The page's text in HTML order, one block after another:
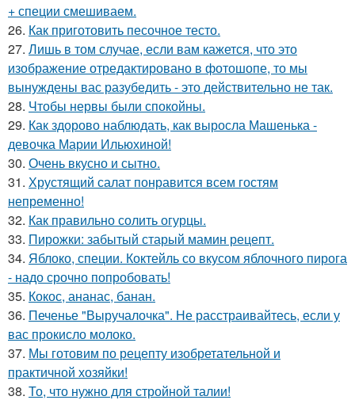
+ специи смешиваем.
26. Как приготовить песочное тесто.
27. Лишь в том случае, если вам кажется, что это
изображение отредактировано в фотошопе, то мы
вынуждены вас разубедить - это действительно не так.
28. Чтобы нервы были спокойны.
29. Как здорово наблюдать, как выросла Машенька -
девочка Марии Ильюхиной!
30. Очень вкусно и сытно.
31. Хрустящий салат понравится всем гостям
непременно!
32. Как правильно солить огурцы.
33. Пирожки: забытый старый мамин рецепт.
34. Яблоко, специи. Коктейль со вкусом яблочного пирога
- надо срочно попробовать!
35. Кокос, ананас, банан.
36. Печенье "Выручалочка". Не расстраивайтесь, если у
вас прокисло молоко.
37. Мы готовим по рецепту изобретательной и
практичной хозяйки!
38. То, что нужно для стройной талии!